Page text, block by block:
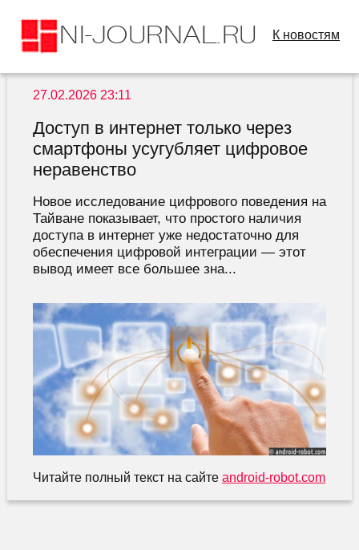
К новостям
27.02.2026 23:11
Доступ в интернет только через
смартфоны усугубляет цифровое
неравенство
Новое исследование цифрового поведения на
Тайване показывает, что простого наличия
доступа в интернет уже недостаточно для
обеспечения цифровой интеграции — этот
вывод имеет все большее зна...
Читайте полный текст на сайте android-robot.com